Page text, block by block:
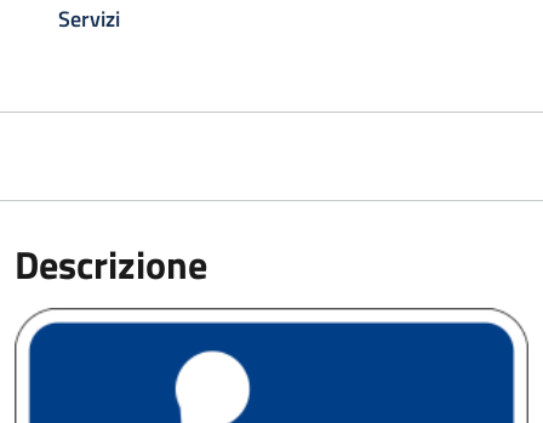
Servizi
Descrizione